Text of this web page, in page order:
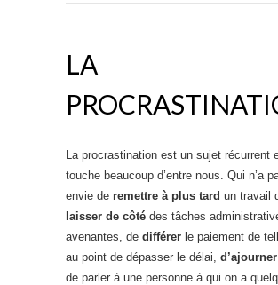
LA
La procrastination est un sujet récurrent
touche beaucoup d’entre nous. Qui n’a
envie de remettre à plus tard un travail
laisser de côté des tâches
avenantes, de différer le paiement de
au point de dépasser le délai, d’ajourner
de parler à une personne à qui on a